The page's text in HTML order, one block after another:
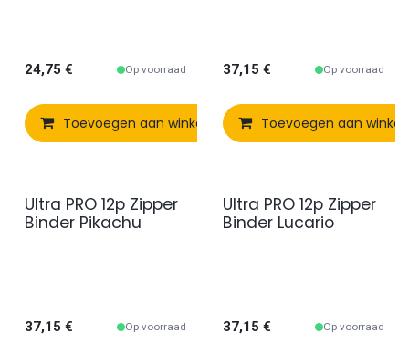
24,75 € Op voorraad
Toevoegen aan winkelmandje Vergelijken
37,15 € Op voorraad
Toevoegen aan
Ultra PRO 12p Zipper
Binder Pikachu
37,15 € Op voorraad
Ultra PRO 12p Zipper
Binder Lucario
37,15 € Op voorraad